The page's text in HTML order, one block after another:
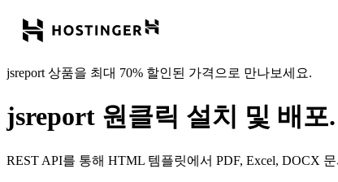
jsreport 상품을 최대 70% 할인된 가격으로 만나보세요.
jsreport 원클릭 설치 및 배포.
REST API를 통해 HTML 템플릿에서 PDF, Excel, DOCX